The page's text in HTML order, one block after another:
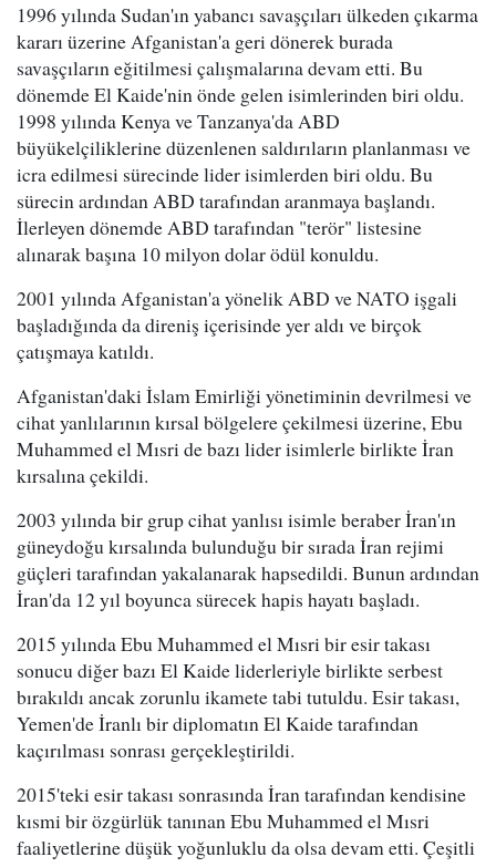
1996 yılında Sudan'ın yabancı savaşçıları ülkeden çıkarma
kararı üzerine Afganistan'a geri dönerek burada
savaşçıların eğitilmesi çalışmalarına devam etti. Bu
dönemde El Kaide'nin önde gelen isimlerinden biri oldu.
1998 yılında Kenya ve Tanzanya'da ABD
büyükelçiliklerine düzenlenen saldırıların planlanması ve
icra edilmesi sürecinde lider isimlerden biri oldu. Bu
sürecin ardından ABD tarafından aranmaya başlandı.
İlerleyen dönemde ABD tarafından "terör" listesine
alınarak başına 10 milyon dolar ödül konuldu.
2001 yılında Afganistan'a yönelik ABD ve NATO işgali
başladığında da direniş içerisinde yer aldı ve birçok
çatışmaya katıldı.
Afganistan'daki İslam Emirliği yönetiminin devrilmesi ve
cihat yanlılarının kırsal bölgelere çekilmesi üzerine, Ebu
Muhammed el Mısri de bazı lider isimlerle birlikte İran
kırsalına çekildi.
2003 yılında bir grup cihat yanlısı isimle beraber İran'ın
güneydoğu kırsalında bulunduğu bir sırada İran rejimi
güçleri tarafından yakalanarak hapsedildi. Bunun ardından
İran'da 12 yıl boyunca sürecek hapis hayatı başladı.
2015 yılında Ebu Muhammed el Mısri bir esir takası
sonucu diğer bazı El Kaide liderleriyle birlikte serbest
bırakıldı ancak zorunlu ikamete tabi tutuldu. Esir takası,
Yemen'de İranlı bir diplomatın El Kaide tarafından
kaçırılması sonrası gerçekleştirildi.
2015'teki esir takası sonrasında İran tarafından kendisine
kısmi bir özgürlük tanınan Ebu Muhammed el Mısri
faaliyetlerine düşük yoğunluklu da olsa devam etti. Çeşitli